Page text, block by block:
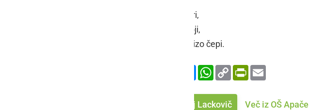
na stolu se ne nori,
na stolu se ne stoji,
stol vedno pod mizo čepi.
FacebookMessenger
WhatsApp
Copy
Link
PrintFriendly
Več od Maj Lackovič Več iz OŠ Apače